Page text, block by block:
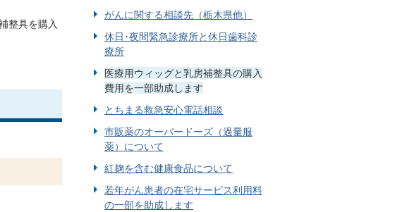
整具を購入
がんに関する相談先（栃木県他）
休日･夜間緊急診療所と休日歯科診
療所
医療用ウィッグと乳房補整具の購入
費用を一部助成します
とちまる救急安心電話相談
市販薬のオーバードーズ（過量服
薬）について
紅麹を含む健康食品について
若年がん患者の在宅サービス利用料
の一部を助成します